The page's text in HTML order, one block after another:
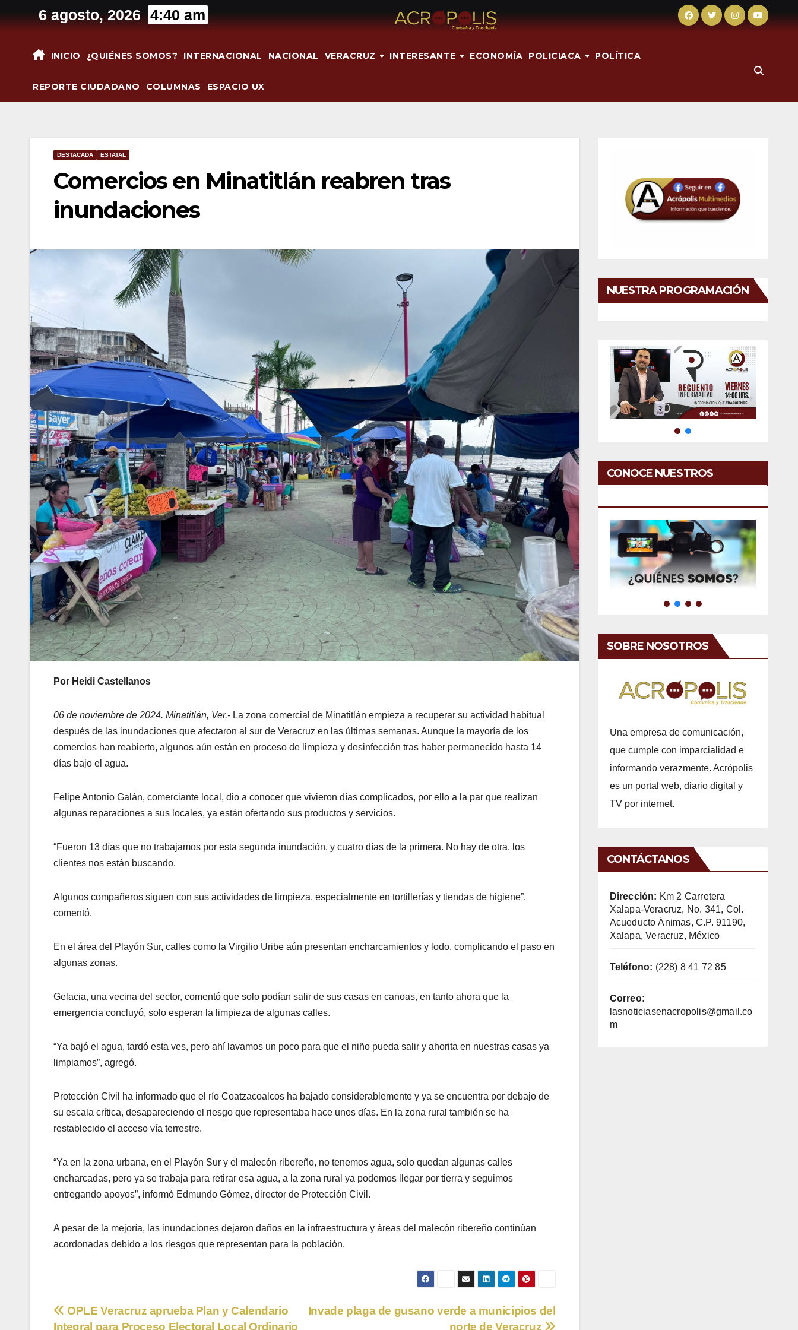
al
6 agosto, 2026 4:40 am
INICIO ¿QUIÉNES SOMOS? INTERNACIONAL NACIONAL VERACRUZ INTERESANTE ECONOMÍA POLICIACA POLÍTICA
REPORTE CIUDADANO COLUMNAS ESPACIO UX
DESTACADA ESTATAL
Comercios en Minatitlán reabren tras
inundaciones
Por Heidi Castellanos
06 de noviembre de 2024. Minatitlán, Ver.- La zona comercial de Minatitlán empieza a recuperar su actividad habitual
después de las inundaciones que afectaron al sur de Veracruz en las últimas semanas. Aunque la mayoría de los
comercios han reabierto, algunos aún están en proceso de limpieza y desinfección tras haber permanecido hasta 14
días bajo el agua.
Felipe Antonio Galán, comerciante local, dio a conocer que vivieron días complicados, por ello a la par que realizan
algunas reparaciones a sus locales, ya están ofertando sus productos y servicios.
“Fueron 13 días que no trabajamos por esta segunda inundación, y cuatro días de la primera. No hay de otra, los
clientes nos están buscando.
Algunos compañeros siguen con sus actividades de limpieza, especialmente en tortillerías y tiendas de higiene”,
comentó.
En el área del Playón Sur, calles como la Virgilio Uribe aún presentan encharcamientos y lodo, complicando el paso en
algunas zonas.
Gelacia, una vecina del sector, comentó que solo podían salir de sus casas en canoas, en tanto ahora que la
emergencia concluyó, solo esperan la limpieza de algunas calles.
“Ya bajó el agua, tardó esta ves, pero ahí lavamos un poco para que el niño pueda salir y ahorita en nuestras casas ya
limpiamos”, agregó.
Protección Civil ha informado que el río Coatzacoalcos ha bajado considerablemente y ya se encuentra por debajo de
su escala crítica, desapareciendo el riesgo que representaba hace unos días. En la zona rural también se ha
restablecido el acceso vía terrestre.
“Ya en la zona urbana, en el Playón Sur y el malecón ribereño, no tenemos agua, solo quedan algunas calles
encharcadas, pero ya se trabaja para retirar esa agua, a la zona rural ya podemos llegar por tierra y seguimos
entregando apoyos”, informó Edmundo Gómez, director de Protección Civil.
A pesar de la mejoría, las inundaciones dejaron daños en la infraestructura y áreas del malecón ribereño continúan
acordonadas debido a los riesgos que representan para la población.
Navegación
Invade plaga de gusano verde a municipios del
norte de Veracruz
OPLE Veracruz aprueba Plan y Calendario
Integral para Proceso Electoral Local Ordinario
NUESTRA PROGRAMACIÓN
CONOCE NUESTROS
SOBRE NOSOTROS
Una empresa de comunicación,
que cumple con imparcialidad e
informando verazmente. Acrópolis
es un portal web, diario digital y
TV por internet.
CONTÁCTANOS
Dirección: Km 2 Carretera
Xalapa-Veracruz, No. 341, Col.
Acueducto Ánimas, C.P. 91190,
Xalapa, Veracruz, México
Teléfono: (228) 8 41 72 85
Correo:
lasnoticiasenacropolis@gmail.co
m